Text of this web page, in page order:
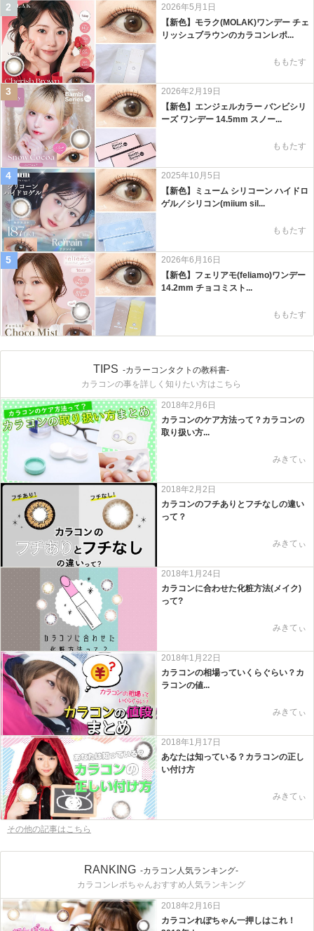
2
2026年5月1日
【新色】モラク(MOLAK)ワンデー チェ
リッシュブラウンのカラコンレポ...
ももたす
3
2026年2月19日
【新色】エンジェルカラー バンビシリ
ーズ ワンデー 14.5mm スノー...
ももたす
4
2025年10月5日
【新色】ミューム シリコーン ハイドロ
ゲル／シリコン(miium sil...
ももたす
5
2026年6月16日
【新色】フェリアモ(feliamo)ワンデー
14.2mm チョコミスト...
ももたす
TIPS -カラーコンタクトの教科書-
カラコンの事を詳しく知りたい方はこちら
2018年2月6日
カラコンのケア方法って？カラコンの
取り扱い方...
みきてぃ
2018年2月2日
カラコンのフチありとフチなしの違い
って？
みきてぃ
2018年1月24日
カラコンに合わせた化粧方法(メイク)
って?
みきてぃ
2018年1月22日
カラコンの相場っていくらぐらい？カ
ラコンの値...
みきてぃ
2018年1月17日
あなたは知っている？カラコンの正し
い付け方
みきてぃ
その他の記事はこちら
RANKING -カラコン人気ランキング-
カラコンレポちゃんおすすめ人気ランキング
2018年2月16日
カラコンれぽちゃん一押しはこれ！